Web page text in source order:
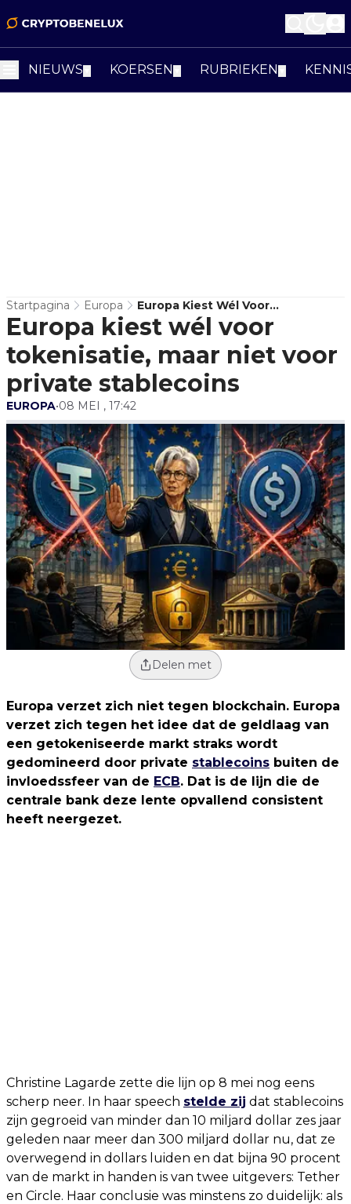
NIEUWS KOERSEN RUBRIEKEN
Startpagina Europa
Europa Kiest Wél Voor
Tokenisatie, Maar Niet Voor
Private Stablecoins
Europa kiest wél voor
tokenisatie, maar niet voor
private stablecoins
EUROPA•08 MEI , 17:42
Delen met
Europa verzet zich niet tegen blockchain. Europa
verzet zich tegen het idee dat de geldlaag van
een getokeniseerde markt straks wordt
gedomineerd door private stablecoins buiten de
invloedssfeer van de ECB. Dat is de lijn die de
centrale bank deze lente opvallend consistent
heeft neergezet.
Christine Lagarde zette die lijn op 8 mei nog eens
scherp neer. In haar speech stelde zij dat stablecoins
zijn gegroeid van minder dan 10 miljard dollar zes jaar
geleden naar meer dan 300 miljard dollar nu, dat ze
overwegend in dollars luiden en dat bijna 90 procent
van de markt in handen is van twee uitgevers: Tether
en Circle. Haar conclusie was minstens zo duidelijk: als